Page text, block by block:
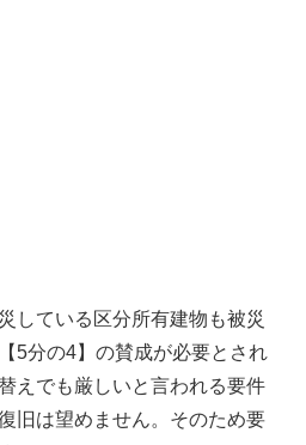
している区分所有建物も被災
5分の4】の賛成が必要とされ
えでも厳しいと言われる要件
旧は望めません。そのため要